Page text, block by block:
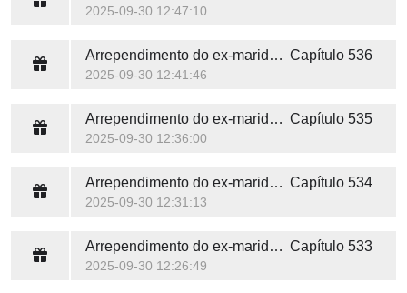
2025-09-30 12:47:10
Arrependimento do ex-marido (Victoria e Alexander) Capítulo 536
2025-09-30 12:41:46
Arrependimento do ex-marido (Victoria e Alexander) Capítulo 535
2025-09-30 12:36:00
Arrependimento do ex-marido (Victoria e Alexander) Capítulo 534
2025-09-30 12:31:13
Arrependimento do ex-marido (Victoria e Alexander) Capítulo 533
2025-09-30 12:26:49